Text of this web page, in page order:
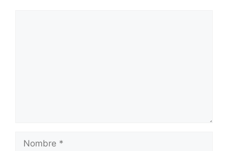
Nombre